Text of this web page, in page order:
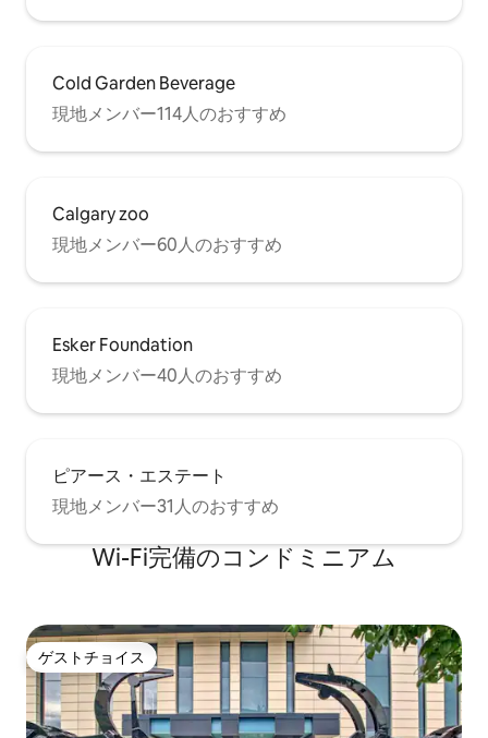
Cold Garden Beverage
現地メンバー114人のおすすめ
Calgary zoo
現地メンバー60人のおすすめ
Esker Foundation
現地メンバー40人のおすすめ
ピアース・エステート
現地メンバー31人のおすすめ
Wi-Fi完備のコンドミニアム
ゲストチョイス
ゲストチョイス